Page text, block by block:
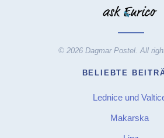
© 2026 Dagmar Postel. All
BELIEBTE
Lednice und
Makarska